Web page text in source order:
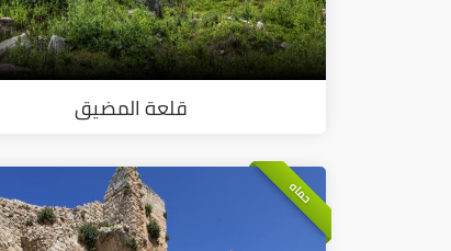
قلعة المضيق
حماه